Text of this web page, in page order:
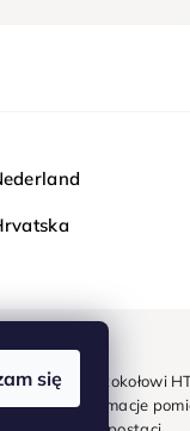
się
Dzięki protokołowi
informacje